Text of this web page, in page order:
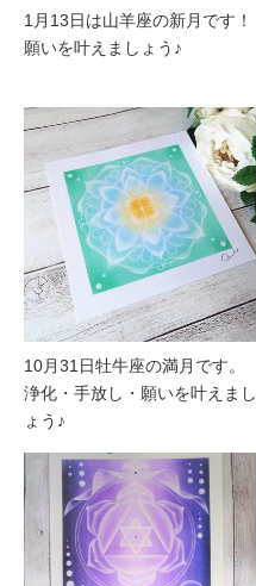
1月13日は山羊座の新月です！
願いを叶えましょう♪
10月31日牡牛座の満月です。
浄化・手放し・願いを叶えまし
ょう♪